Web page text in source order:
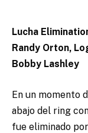
Lucha
Randy Orton,
Bobby Lashley
En un momento
abajo del ring
fue eliminado